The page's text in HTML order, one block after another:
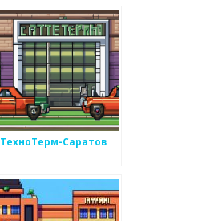
ТехноТерм-Саратов